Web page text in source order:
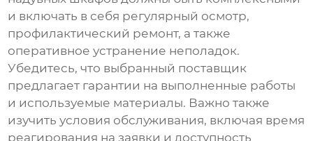
и включать в себя регулярный осмотр,
профилактический ремонт, а также
оперативное устранение неполадок.
Убедитесь, что выбранный поставщик
предлагает гарантии на выполненные работы
и используемые материалы. Важно также
изучить условия обслуживания, включая время
реагирования на заявки и доступность